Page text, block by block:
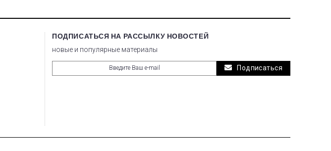
ПОДПИСАТЬСЯ НА РАССЫЛКУ НОВОСТЕЙ
новые и популярные материалы
Подписаться